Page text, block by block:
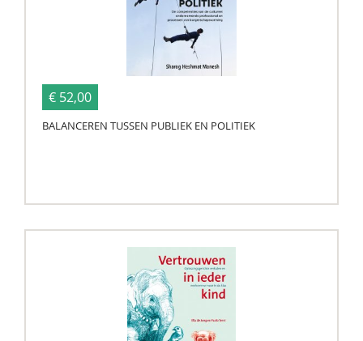
€ 52,00
BALANCEREN TUSSEN PUBLIEK EN POLITIEK